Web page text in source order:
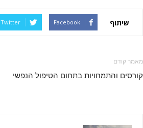
שיתוף Facebook
Twitter
מאמר קודם
קורסים והתמחויות בתחום הטיפול הנפשי